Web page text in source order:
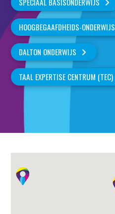
HOOGBEGAAFDHEIDS-ONDERWIJS
DALTON ONDERWIJS
TAAL EXPERTISE CENTRUM (TEC)